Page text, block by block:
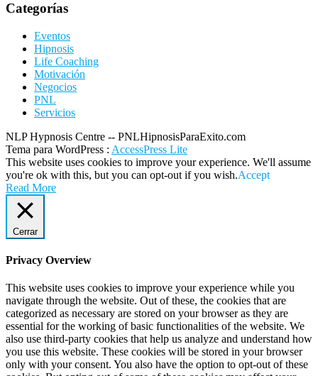
Categorías
Eventos
Hipnosis
Life Coaching
Motivación
Negocios
PNL
Servicios
NLP Hypnosis Centre -- PNLHipnosisParaExito.com
Tema para WordPress : AccessPress Lite
This website uses cookies to improve your experience. We'll assume
you're ok with this, but you can opt-out if you wish.Accept
Read More
Cerrar
Privacy Overview
This website uses cookies to improve your experience while you
navigate through the website. Out of these, the cookies that are
categorized as necessary are stored on your browser as they are
essential for the working of basic functionalities of the website. We
also use third-party cookies that help us analyze and understand how
you use this website. These cookies will be stored in your browser
only with your consent. You also have the option to opt-out of these